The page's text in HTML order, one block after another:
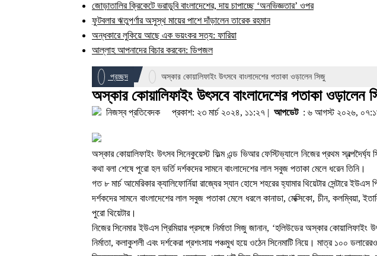
জোড়াতালির ক্রিকেটে ভরাডুবি বাংলাদেশের, দায় চাপাচ্ছে ‘অনভিজ্ঞতার’ ওপর
ফুটবলার ঋতুপর্ণার অসুস্থ মায়ের পাশে দাঁড়ালেন তারেক রহমান
অন্ধকারে লুকিয়ে আছে এক ভয়ংকর সত্য: ফারিয়া
আল্লাহ আপনাদের বিচার করবেন: ডিপজল
প্রচ্ছদ অস্কার কোয়ালিফাইং উৎসবে বাংলাদেশের পতাকা ওড়ালেন সিজু
অস্কার কোয়ালিফাইং উৎসবে বাংলাদেশের পতাকা ওড়ালেন
নিজস্ব প্রতিবেদক প্রকাশ: ২৩ মার্চ ২০২৪, ১১:২৭ | আপডেট: ৬ আগস্ট ২০২৬,
অস্কার কোয়ালিফাইং উৎসব সিনেকুয়েস্ট ফিল্ম এন্ড ভিআর ফেস্টিভ্যালে নিজের প্রথম স্বল্পদৈর্ঘ্য
কথা বলা শেষে পুরো হল ভর্তি দর্শকদের সামনে বাংলাদেশের লাল সবুজ পতাকা মেলে ধরেন তিনি।
গত ৮ মার্চ আমেরিকার ক্যালিফোর্নিয়া রাজ্যের স্যান হোসে শহরের হ্যামার থিয়েটার সেন্টারে
দর্শকদের সামনে বাংলাদেশের লাল সবুজ পতাকা মেলে ধরলে কানাডা, মেক্সিকো, চীন, কলম্বিয়া,
পুরো থিয়েটার।
নিজের সিনেমার ইউএস প্রিমিয়ার প্রসঙ্গে নির্মাতা সিজু জানান, ‘হলিউডের অস্কার
নির্মাতা, কলাকুশলী এবং দর্শকেরা প্রশংসায় পঞ্চমুখ হয়ে ওঠেন সিনেমাটি নিয়ে। মাত্র ১০০